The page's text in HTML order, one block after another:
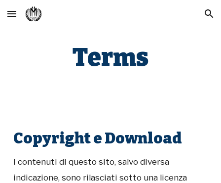
Skip to main content Skip to navigation
Terms
Copyright e Download
I contenuti di questo sito, salvo diversa
indicazione, sono rilasciati sotto una licenza